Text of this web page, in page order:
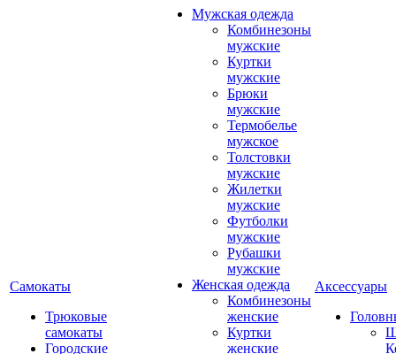
Самокаты
Трюковые
самокаты
Городские
Мужская одежда
Комбинезоны
мужские
Куртки
мужские
Брюки
мужские
Термобелье
мужское
Толстовки
мужские
Жилетки
мужские
Футболки
мужские
Рубашки
мужские
Женская одежда
Комбинезоны
женские
Куртки
женские
Аксессуары